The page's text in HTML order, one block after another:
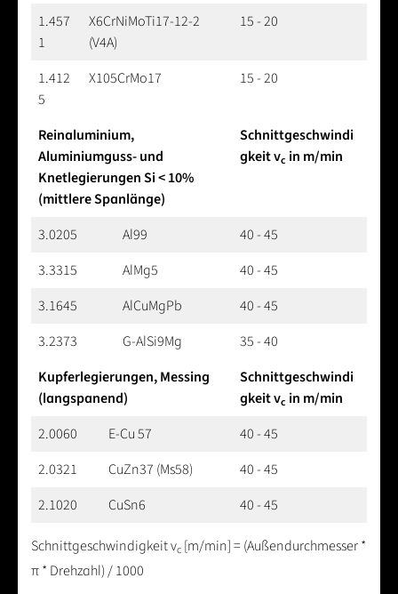
1.457
1
X6CrNiMoTi17-12-2
(V4A)
15 - 20
1.412
5
X105CrMo17 15 - 20
Reinaluminium,
Aluminiumguss- und
Knetlegierungen Si < 10%
(mittlere Spanlänge)
Schnittgeschwindi
gkeit vc in m/min
3.0205 Al99
40 - 45
3.3315
AlMg5
40 - 45
3.1645
AlCuMgPb
40 - 45
3.2373
G-AlSi9Mg
35 - 40
Kupferlegierungen, Messing
(langspanend)
Schnittgeschwindi
gkeit vc in m/min
2.0060
E-Cu 57
40 - 45
2.0321
CuZn37 (Ms58)
40 - 45
2.1020
CuSn6 40 - 45
Schnittgeschwindigkeit vc [m/min] = (Außendurchmesser *
π * Drehzahl) / 1000